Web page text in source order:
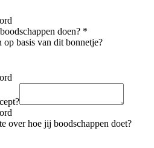
doen? *
op basis van dit bonnetje?
over hoe jij boodschappen doet?